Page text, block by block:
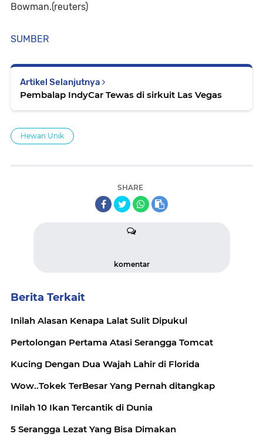
Bowman.(reuters)
SUMBER
Artikel Selanjutnya
Pembalap IndyCar Tewas di sirkuit Las Vegas
Hewan Unik
SHARE
komentar
Berita Terkait
Inilah Alasan Kenapa Lalat Sulit Dipukul
Pertolongan Pertama Atasi Serangga Tomcat
Kucing Dengan Dua Wajah Lahir di Florida
Wow..Tokek TerBesar Yang Pernah ditangkap
Inilah 10 Ikan Tercantik di Dunia
5 Serangga Lezat Yang Bisa Dimakan